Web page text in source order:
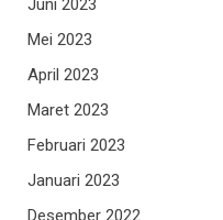
Juni 2023
Mei 2023
April 2023
Maret 2023
Februari 2023
Januari 2023
Desember 2022